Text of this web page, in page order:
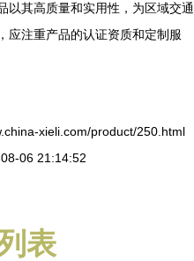
以其高质量和实用性，为区域交通
应注重产品的认证资质和定制服
xieli.com/product/250.html
06 21:14:52
表